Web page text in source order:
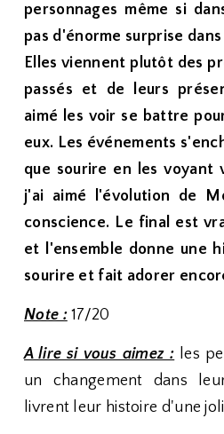
personnages même si
pas d'énorme surprise
Elles viennent plutôt des
passés et de leurs
aimé les voir se battre
eux. Les événements
que sourire en les voyant
j'ai aimé l'évolution de
conscience. Le final est
et l'ensemble donne une
sourire et fait adorer
Note :17/20
A lire si vous aimez : les
un changement dans
livrent leur histoire d'une